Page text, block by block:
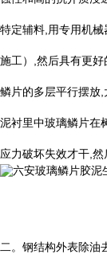
特定辅料 用专用机
施工） 然后具有更好
鳞片的多层平行摆放
泥衬里中玻璃鳞片在
应力破坏失效才干 然
二。钢结构外表除油